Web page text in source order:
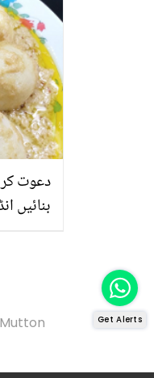
دعوت
بنائیں
Mutton
Get Alerts